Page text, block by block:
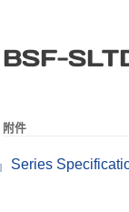
BSF-
附件
Series